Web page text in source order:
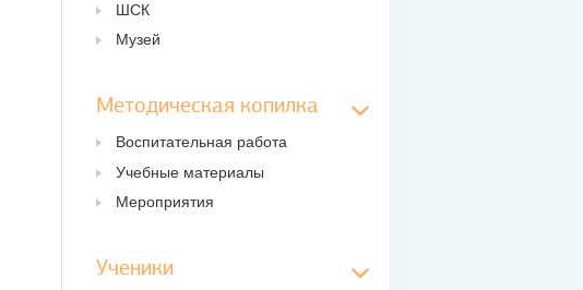
ШСК
Музей
Методическая копилка
Воспитательная работа
Учебные материалы
Мероприятия
Ученики